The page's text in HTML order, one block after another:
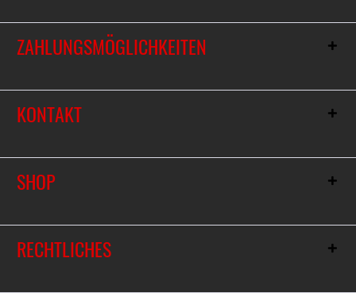
ZAHLUNGSMÖGLICHKEITEN
KONTAKT
SHOP
RECHTLICHES